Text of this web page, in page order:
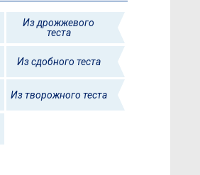
Из дрожжевого
теста
Из сдобного теста
Из творожного теста